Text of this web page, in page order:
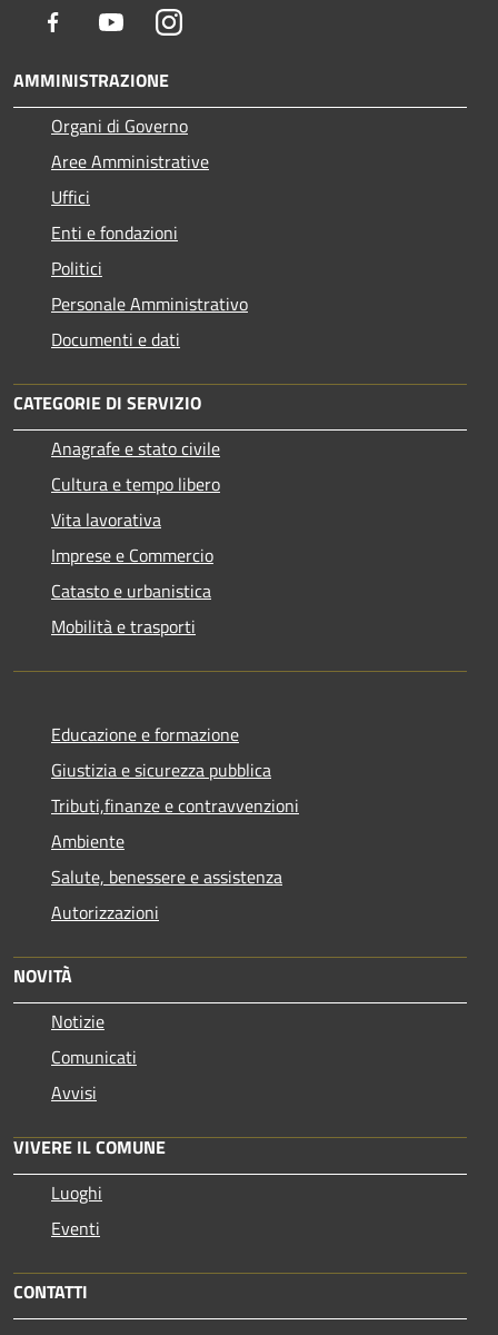
Facebook YoutubeInstagram
AMMINISTRAZIONE
Organi di Governo
Aree Amministrative
Uffici
Enti e fondazioni
Politici
Personale Amministrativo
Documenti e dati
CATEGORIE DI SERVIZIO
Anagrafe e stato civile
Cultura e tempo libero
Vita lavorativa
Imprese e Commercio
Catasto e urbanistica
Mobilità e trasporti
Educazione e formazione
Giustizia e sicurezza pubblica
Tributi,finanze e contravvenzioni
Ambiente
Salute, benessere e assistenza
Autorizzazioni
NOVITÀ
Notizie
Comunicati
Avvisi
VIVERE IL COMUNE
Luoghi
Eventi
CONTATTI